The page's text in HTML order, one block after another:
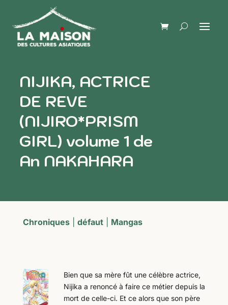
NIJIKA, ACTRICE
DE REVE
(NIJIRO*PRISM
GIRL) volume 1 de
An NAKAHARA
Chroniques| défaut| Mangas
Bien que sa mère fût une célèbre actrice,
Nijika a renoncé à faire ce métier depuis la
mort de celle-ci. Et ce alors que son père